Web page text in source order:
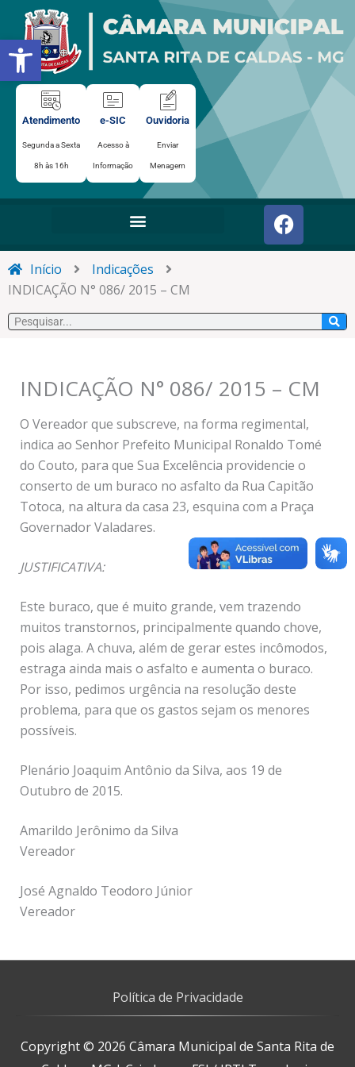
Abrir a barra de ferramentas
para
conteúdo
Atendimento
Segunda a Sexta
8h às 16h
e-SIC
Acesso à
Informação
Ouvidoria
Enviar
Menagem
F
a
c
o
o
Início
Indicações
INDICAÇÃO N° 086/ 2015 – CM
Pesquisar
INDICAÇÃO N° 086/ 2015 – CM
O Vereador que subscreve, na forma regimental,
indica ao Senhor Prefeito Municipal Ronaldo Tomé
do Couto, para que Sua Excelência providencie o
conserto de um buraco no asfalto da Rua Capitão
Totoca, na altura da casa 23, esquina com a Praça
Governador Valadares.
JUSTIFICATIVA:
Este buraco, que é muito grande, vem trazendo
muitos transtornos, principalmente quando chove,
pois alaga. A chuva, além de gerar estes incômodos,
estraga ainda mais o asfalto e aumenta o buraco.
Por isso, pedimos urgência na resolução deste
problema, para que os gastos sejam os menores
possíveis.
Plenário Joaquim Antônio da Silva, aos 19 de
Outubro de 2015.
Amarildo Jerônimo da Silva
Vereador
José Agnaldo Teodoro Júnior
Vereador
Política de Privacidade
Copyright © 2026 Câmara Municipal de Santa Rita de